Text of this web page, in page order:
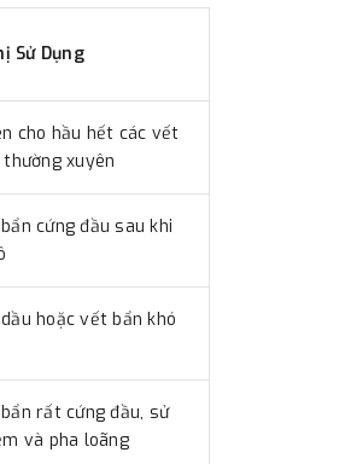
Sử Dụng
cho hầu hết các vết
xuyên
cứng đầu sau khi
hoặc vết bẩn khó
rất cứng đầu, sử
và pha loãng